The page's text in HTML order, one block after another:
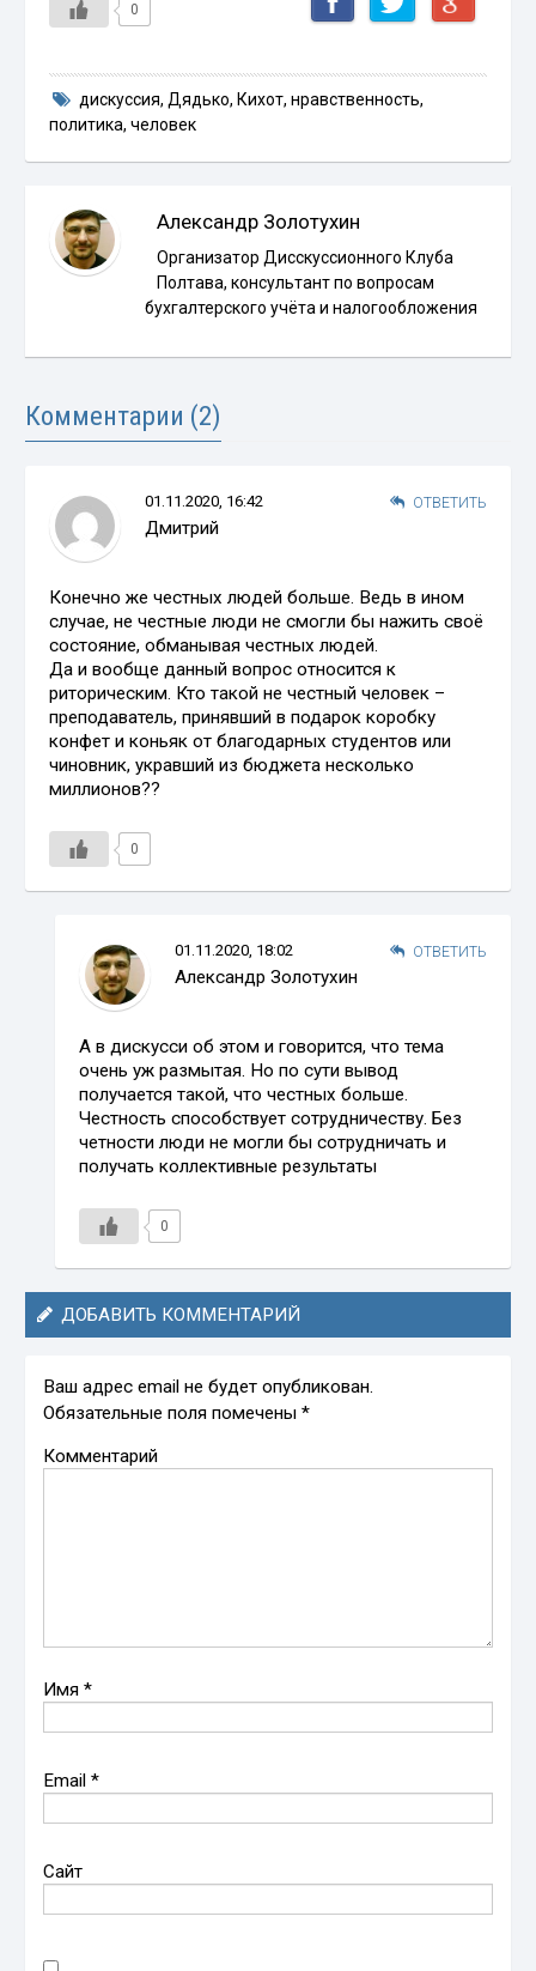
0
дискуссия, Дядько, Кихот, нравственность,
политика,человек
Александр Золотухин
Организатор Дисскуссионного Клуба
Полтава, консультант по вопросам
бухгалтерского учёта и налогообложения
Комментарии (2)
ОТВЕТИТЬ
01.11.2020, 16:42
Дмитрий
Конечно же честных людей больше. Ведь в ином
случае, не честные люди не смогли бы нажить своё
состояние, обманывая честных людей.
Да и вообще данный вопрос относится к
риторическим. Кто такой не честный человек –
преподаватель, принявший в подарок коробку
конфет и коньяк от благодарных студентов или
чиновник, укравший из бюджета несколько
миллионов??
0
ОТВЕТИТЬ
01.11.2020, 18:02
Александр Золотухин
А в дискусси об этом и говорится, что тема
очень уж размытая. Но по сути вывод
получается такой, что честных больше.
Честность способствует сотрудничеству. Без
четности люди не могли бы сотрудничать и
получать коллективные результаты
0
ДОБАВИТЬ КОММЕНТАРИЙ
Ваш адрес email не будет опубликован.
Обязательные поля помечены*
Комментарий
Имя*
Email*
Сайт